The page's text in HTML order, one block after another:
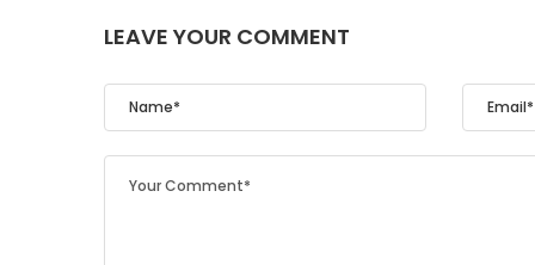
LEAVE YOUR COMMENT